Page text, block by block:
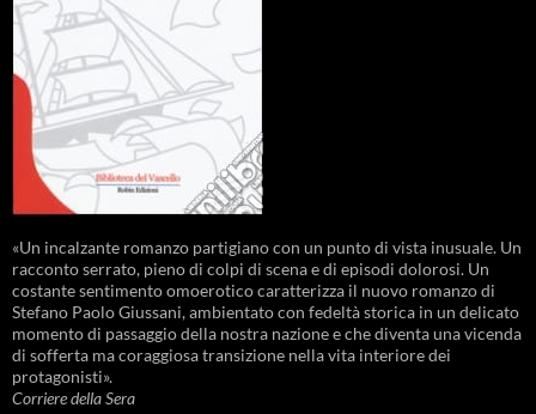
«Un incalzante romanzo partigiano con un punto di vista inusuale. Un
racconto serrato, pieno di colpi di scena e di episodi dolorosi. Un
costante sentimento omoerotico caratterizza il nuovo romanzo di
Stefano Paolo Giussani, ambientato con fedeltà storica in un delicato
momento di passaggio della nostra nazione e che diventa una vicenda
di sofferta ma coraggiosa transizione nella vita interiore dei
protagonisti».
Corriere della Sera